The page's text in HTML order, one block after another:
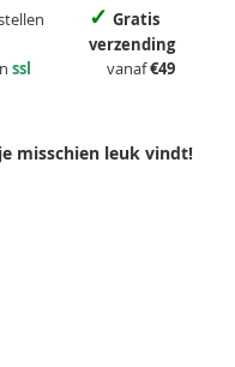
ssl
✓ Gratis
verzending
vanaf€49
misschien leuk vindt!